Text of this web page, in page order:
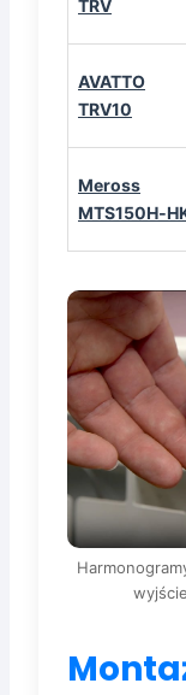
TRV
AVATTO
TRV10
Meross